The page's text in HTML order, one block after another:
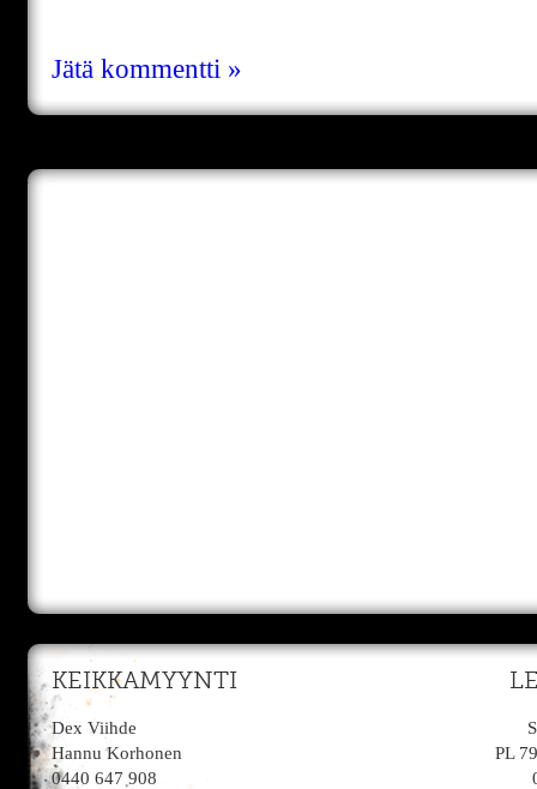
Jätä kommentti »
KEIKKAMYYNTI
Dex Viihde
Hannu Korhonen
0440 647 908
PL